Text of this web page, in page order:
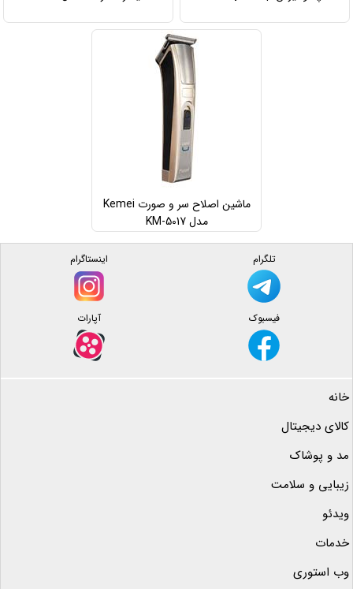
ماشین اصلاح سر و صورت Kemei
مدل KM-5017
تلگرام اینستاگرام
فیسبوک آپارات
خانه
کالای دیجیتال
مد و پوشاک
زیبایی و سلامت
ویدئو
خدمات
وب استوری